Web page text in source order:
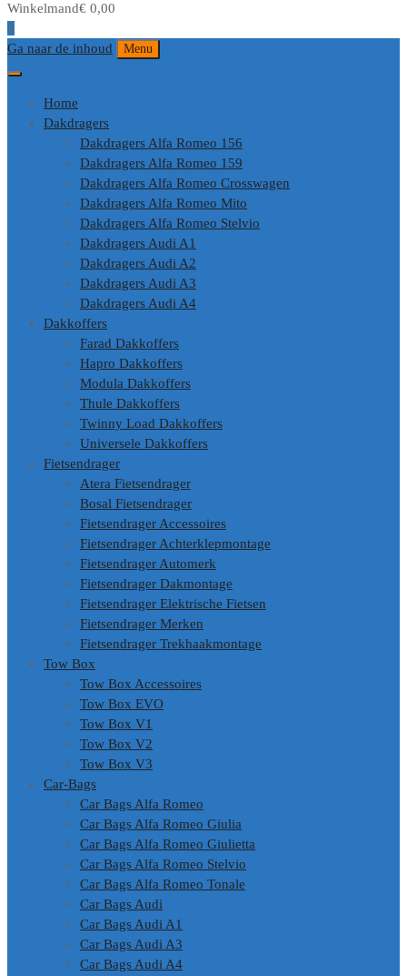
Winkelmand€ 0,00
0
Ga naar de inhoud
Menu
Home
Dakdragers
Dakdragers Alfa Romeo 156
Dakdragers Alfa Romeo 159
Dakdragers Alfa Romeo Crosswagen
Dakdragers Alfa Romeo Mito
Dakdragers Alfa Romeo Stelvio
Dakdragers Audi A1
Dakdragers Audi A2
Dakdragers Audi A3
Dakdragers Audi A4
Dakkoffers
Farad Dakkoffers
Hapro Dakkoffers
Modula Dakkoffers
Thule Dakkoffers
Twinny Load Dakkoffers
Universele Dakkoffers
Fietsendrager
Atera Fietsendrager
Bosal Fietsendrager
Fietsendrager Accessoires
Fietsendrager Achterklepmontage
Fietsendrager Automerk
Fietsendrager Dakmontage
Fietsendrager Elektrische Fietsen
Fietsendrager Merken
Fietsendrager Trekhaakmontage
Tow Box
Tow Box Accessoires
Tow Box EVO
Tow Box V1
Tow Box V2
Tow Box V3
Car-Bags
Car Bags Alfa Romeo
Car Bags Alfa Romeo Giulia
Car Bags Alfa Romeo Giulietta
Car Bags Alfa Romeo Stelvio
Car Bags Alfa Romeo Tonale
Car Bags Audi
Car Bags Audi A1
Car Bags Audi A3
Car Bags Audi A4